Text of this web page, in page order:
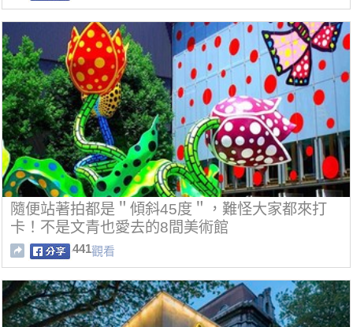
隨便站著拍都是＂傾斜45度＂，難怪大家都來打
卡！不是文青也愛去的8間美術館
441觀看